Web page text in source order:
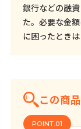
銀行などの融
た。必要な金
に困ったとき
この商